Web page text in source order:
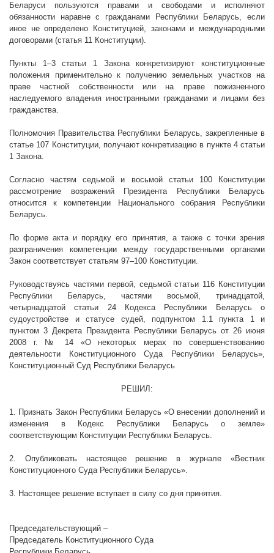
Беларуси пользуются правами и свободами и исполняют
обязанности наравне с гражданами Республики Беларусь, если
иное не определено Конституцией, законами и международными
договорами (статья 11 Конституции).
Пункты 1–3 статьи 1 Закона конкретизируют конституционные
положения применительно к получению земельных участков на
праве частной собственности или на праве пожизненного
наследуемого владения иностранными гражданами и лицами без
гражданства.
Полномочия Правительства Республики Беларусь, закрепленные в
статье 107 Конституции, получают конкретизацию в пункте 4 статьи
1 Закона.
Согласно частям седьмой и восьмой статьи 100 Конституции
рассмотрение возражений Президента Республики Беларусь
относится к компетенции Национального собрания Республики
Беларусь.
По форме акта и порядку его принятия, а также с точки зрения
разграничения компетенции между государственными органами
Закон соответствует статьям 97–100 Конституции.
Руководствуясь частями первой, седьмой статьи 116 Конституции
Республики Беларусь, частями восьмой, тринадцатой,
четырнадцатой статьи 24 Кодекса Республики Беларусь о
судоустройстве и статусе судей, подпунктом 1.1 пункта 1 и
пунктом 3 Декрета Президента Республики Беларусь от 26 июня
2008 г. № 14 «О некоторых мерах по совершенствованию
деятельности Конституционного Суда Республики Беларусь»,
Конституционный Суд Республики Беларусь
РЕШИЛ:
1. Признать Закон Республики Беларусь «О внесении дополнений и
изменения в Кодекс Республики Беларусь о земле»
соответствующим Конституции Республики Беларусь.
2. Опубликовать настоящее решение в журнале «Вестник
Конституционного Суда Республики Беларусь».
3. Настоящее решение вступает в силу со дня принятия.
Председательствующий –
Председатель Конституционного Суда